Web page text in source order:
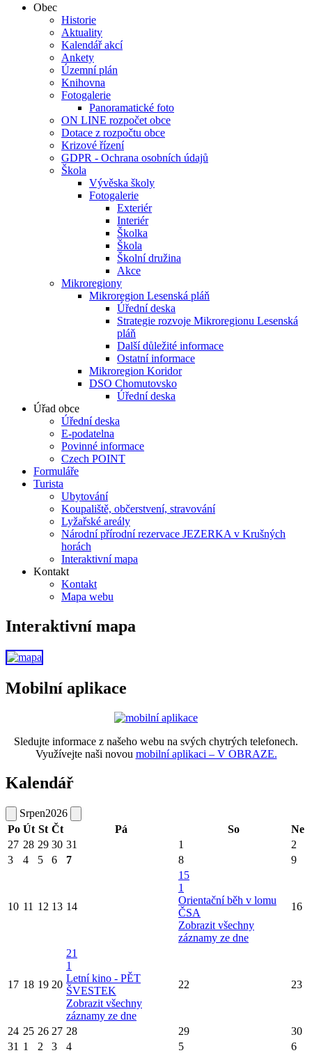
Obec
Historie
Aktuality
Kalendář akcí
Ankety
Územní plán
Knihovna
Fotogalerie
Panoramatické foto
ON LINE rozpočet obce
Dotace z rozpočtu obce
Krizové řízení
GDPR - Ochrana osobních údajů
Škola
Vývěska školy
Fotogalerie
Exteriér
Interiér
Školka
Škola
Školní družina
Akce
Mikroregiony
Mikroregion Lesenská pláň
Úřední deska
Strategie rozvoje Mikroregionu Lesenská
pláň
Další důležité informace
Ostatní informace
Mikroregion Koridor
DSO Chomutovsko
Úřední deska
Úřad obce
Úřední deska
E-podatelna
Povinné informace
Czech POINT
Formuláře
Turista
Ubytování
Koupaliště, občerstvení, stravování
Lyžařské areály
Národní přírodní rezervace JEZERKA v Krušných
horách
Interaktivní mapa
Kontakt
Kontakt
Mapa webu
Interaktivní mapa
Mobilní aplikace
Sledujte informace z našeho webu na svých chytrých telefonech.
Využívejte naši novou mobilní aplikaci – V OBRAZE.
Kalendář
Srpen2026
Po Út St Čt Pá So
Ne
27 28 29 30 31 1
2
3
4 5 6 7 8 9
10 11 12 13 14
15
1
Orientační běh v lomu
ČSA
Zobrazit všechny
záznamy ze dne
16
17 18 19 20
21
1
Letní kino - PĚT
ŠVESTEK
Zobrazit všechny
záznamy ze dne
22 23
24 25 26 27 28 29
30
31 1 2 3 4 5 6